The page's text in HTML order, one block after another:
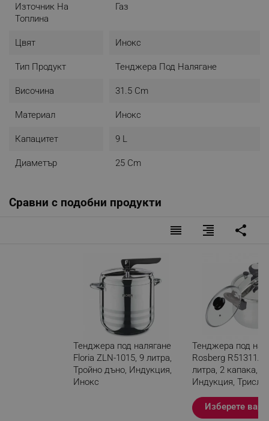
Източник На
Топлина
Газ
Цвят Инокс
Тип Продукт Тенджера Под Налягане
Височина 31.5 Cm
Материал Инокс
Капацитет 9 L
Диаметър 25 Cm
Сравни с подобни продукти
reorder format_align_right share
Тенджера под налягане
Floria ZLN-1015, 9 литра,
Тройно дъно, Индукция,
Инокс
Тенджера под
Rosberg
литра, 2 капака,
Индукция,
Изберете